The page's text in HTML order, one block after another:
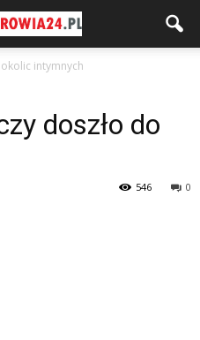
intymnych
doszło do
0
546